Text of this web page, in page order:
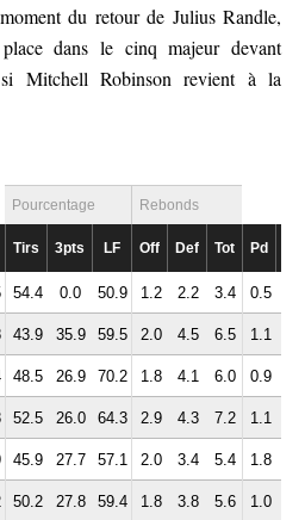
du retour de Julius Randle,
dans le cinq majeur devant
Mitchell Robinson revient à la
Pourcentage Rebonds
Tirs 3pts LF Off Def Tot Pd
54.4 0.0 50.9 1.2 2.2 3.4 0.5
43.9 35.9 59.5 2.0 4.5 6.5 1.1
48.5 26.9 70.2 1.8 4.1 6.0 0.9
52.5 26.0 64.3 2.9 4.3 7.2 1.1
45.9 27.7 57.1 2.0 3.4 5.4 1.8
50.2 27.8 59.4 1.8 3.8 5.6 1.0